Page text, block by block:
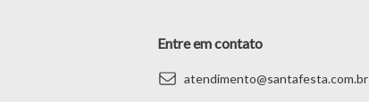
Entre em contato
atendimento@santafesta.com.br